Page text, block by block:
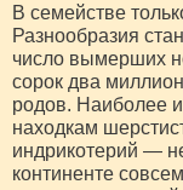
В семействе
Разнообразия
число вымерших
сорок два
родов. Наиболее
находкам
индрикотерий —
континенте